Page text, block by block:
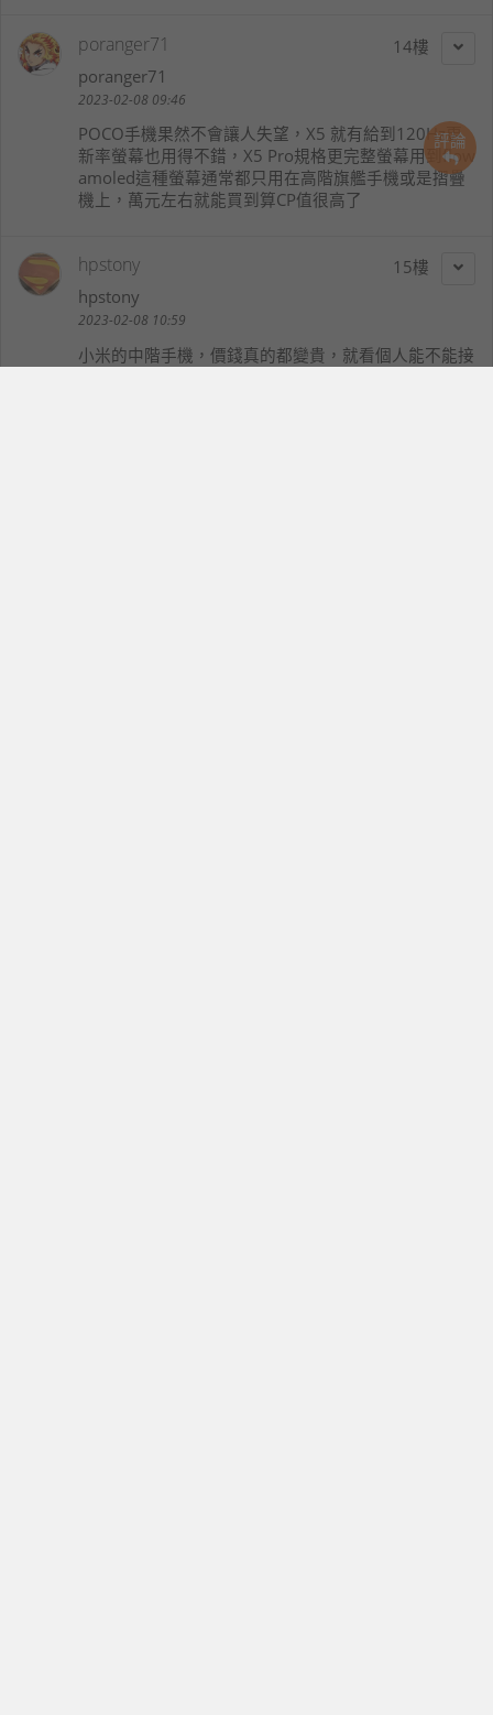
評論
14
poranger71
poranger71
2023-02-08 09:46
POCO手機果然不會讓人失望，X5 就有給到120Hz更
新率螢幕也用得不錯，X5 Pro規格更完整螢幕用到flow
amoled這種螢幕通常都只用在高階旗艦手機或是摺疊
機上，萬元左右就能買到算CP值很高了
15
hpstony
hpstony
2023-02-08 10:59
小米的中階手機，價錢真的都變貴，就看個人能不能接